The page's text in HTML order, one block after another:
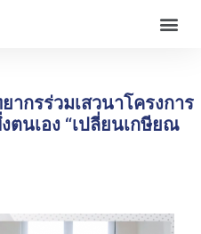
ากรร่วมเสวนาโครงการ
ตนเอง “เปลี่ยนเกษียณ